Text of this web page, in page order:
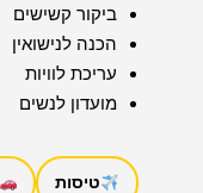
ביקור קשישים
הכנה לנישואין
עריכת לוויות
מועדון לנשים
טיסות